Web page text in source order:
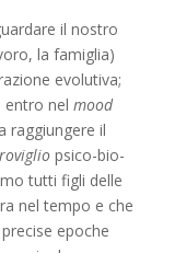
il nostro
la famiglia)
evolutiva;
entro nel mood
raggiungere il
psico-bio-
tutti figli delle
nel tempo e che
epoche